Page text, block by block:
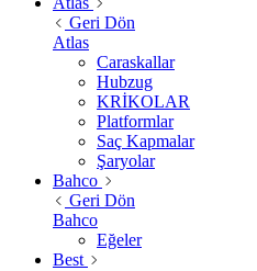
Geri Dön
Atlas
Caraskallar
Hubzug
KRİKOLAR
Platformlar
Saç Kapmalar
Şaryolar
Bahco
Geri Dön
Bahco
Eğeler
Best